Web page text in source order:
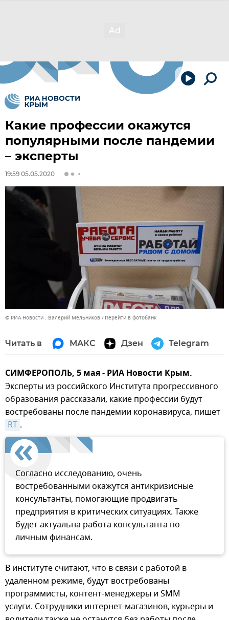
Какие профессии окажутся
популярными после пандемии
– эксперты
19:59 05.05.2020
© РИА Новости . Валерий Мельников Перейти в фотобанк
Читать в МАКС Дзен Telegram
СИМФЕРОПОЛЬ, 5 мая - РИА Новости Крым.
Эксперты из российского Института прогрессивного
образования рассказали, какие профессии будут
востребованы после пандемии коронавируса, пишет
RT .
Согласно исследованию, очень
востребованными окажутся антикризисные
консультанты, помогающие продвигать
предприятия в критических ситуациях. Также
будет актуальна работа консультанта по
личным финансам.
В институте считают, что в связи с работой в
удаленном режиме, будут востребованы
программисты, контент-менеджеры и SMM
услуги. Сотрудники интернет-магазинов, курьеры и